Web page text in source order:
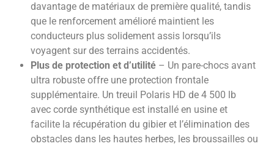
davantage de matériaux de première qualité, tandis
que le renforcement amélioré maintient les
conducteurs plus solidement assis lorsqu’ils
voyagent sur des terrains accidentés.
Plus de protection et d’utilité – Un pare-chocs avant
ultra robuste offre une protection frontale
supplémentaire. Un treuil Polaris HD de 4 500 lb
avec corde synthétique est installé en usine et
facilite la récupération du gibier et l’élimination des
obstacles dans les hautes herbes, les broussailles ou